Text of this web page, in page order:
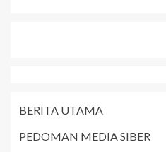
BERITA UTAMA
PEDOMAN MEDIA SIBER